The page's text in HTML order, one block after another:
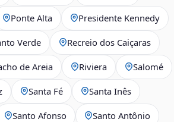
Ponte Alta Presidente Kennedy
Verde Recreio dos Caiçaras
de Areia Riviera Salomé
Santa Fé Santa Inês
Santo Afonso Santo Antônio